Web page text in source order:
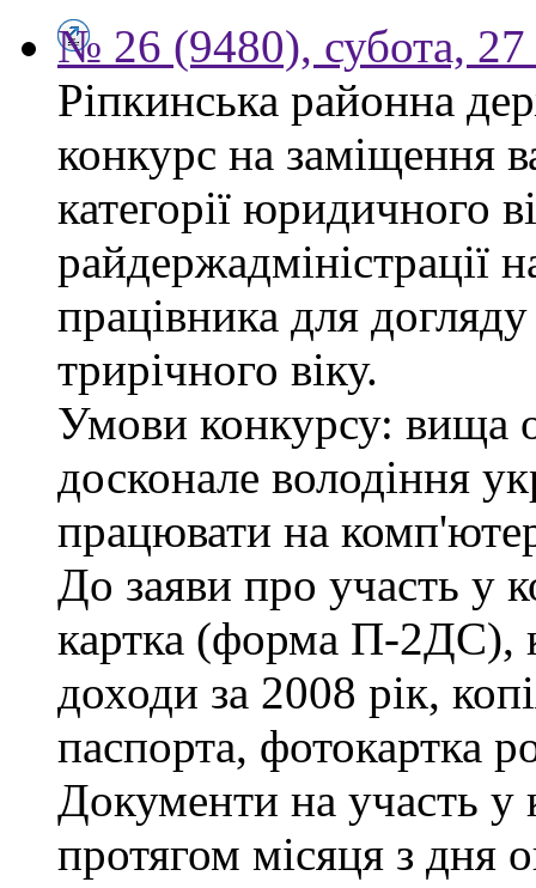
№ 26 (9480), субота, 27
Ріпкинська районна
конкурс на заміщення
категорії юридичного
райдержадміністрації
працівника для
трирічного віку.
Умови конкурсу: вища
досконале володіння
працювати на
До заяви про участь у
картка (форма П-2ДС),
доходи за 2008 рік,
паспорта, фотокартка
Документи на участь у
протягом місяця з дня